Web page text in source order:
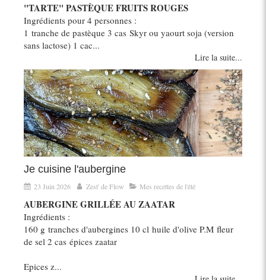
"TARTE" PASTÈQUE FRUITS ROUGES
Ingrédients pour 4 personnes :
1 tranche de pastèque 3 cas Skyr ou yaourt soja (version
sans lactose) 1 cac...
Lire la suite...
Je cuisine l'aubergine
23 Juin 2026 Zest' de Flow Mes recettes de l'été
AUBERGINE GRILLÉE AU ZAATAR
Ingrédients :
160 g tranches d'aubergines 10 cl huile d'olive P.M fleur
de sel 2 cas épices zaatar
Epices z...